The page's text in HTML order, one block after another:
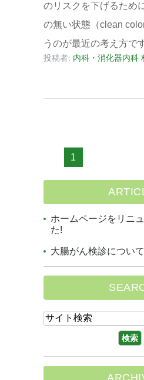
のリスクを下げるため
の無い状態（clean
うのが最近の考え方で
投稿者: 内科・消化器内科
1
ホームページをリニ
た!
大腸がん検診について